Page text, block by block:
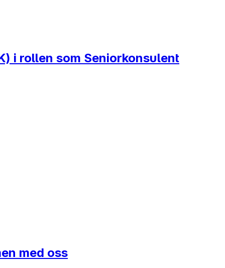
i rollen som Seniorkonsulent
med oss